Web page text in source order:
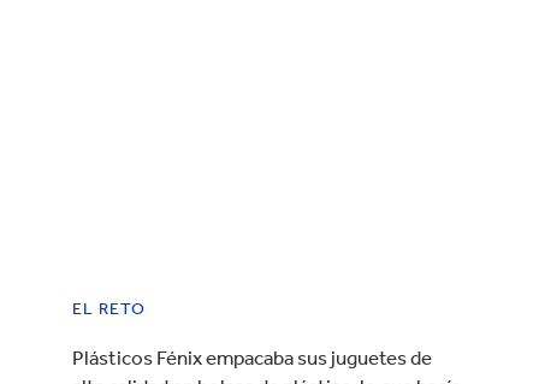
EL RETO
Plásticos Fénix empacaba sus juguetes de